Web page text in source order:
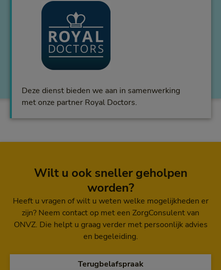
Deze dienst bieden we aan in samenwerking
met onze partner Royal Doctors.
Wilt u ook sneller geholpen
worden?
Heeft u vragen of wilt u weten welke mogelijkheden er
zijn? Neem contact op met een ZorgConsulent van
ONVZ. Die helpt u graag verder met persoonlijk advies
en begeleiding.
Terugbelafspraak